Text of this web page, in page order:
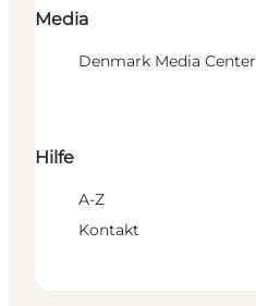
Media
Denmark Media Center
Hilfe
A-Z
Kontakt